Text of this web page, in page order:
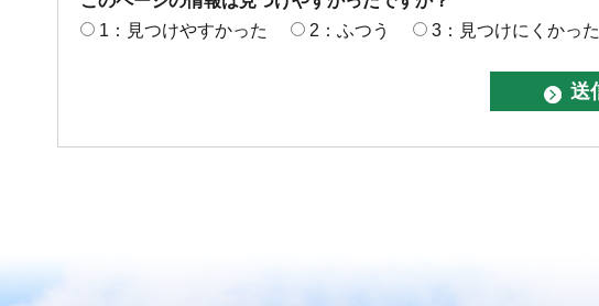
1：見つけやすかった
2：ふつう 3：見つけにくかった